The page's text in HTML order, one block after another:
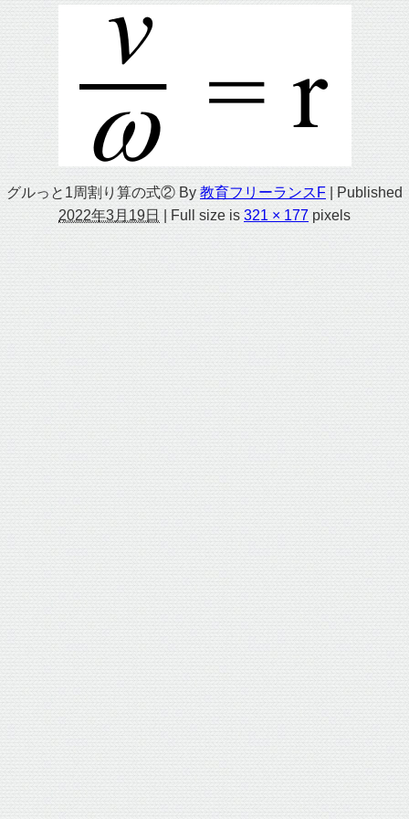
グルっと1周割り算の式② By 教育フリーランスF
Published
2022年3月19日
Full size is 321 × 177 pixels